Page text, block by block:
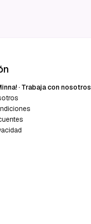
· Trabaja con nosotros